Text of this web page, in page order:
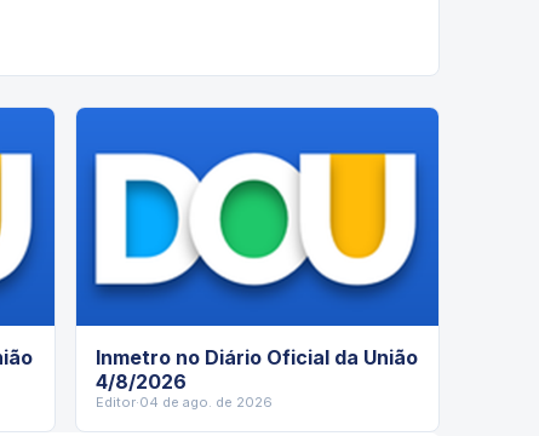
Inmetro no Diário Oficial da União
4/8/2026
Editor·04 de ago. de 2026